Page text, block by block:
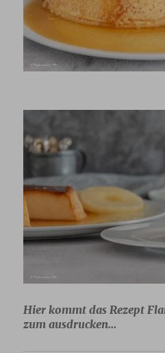
Hier kommt das Rezept
zum ausdrucken…